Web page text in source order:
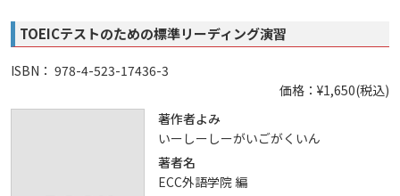
TOEICテストのための標準リーディング演習
ISBN： 978-4-523-17436-3
価格：¥1,650(税込)
著作者よみ
いーしーしーがいごがくいん
著者名
ECC外語学院 編